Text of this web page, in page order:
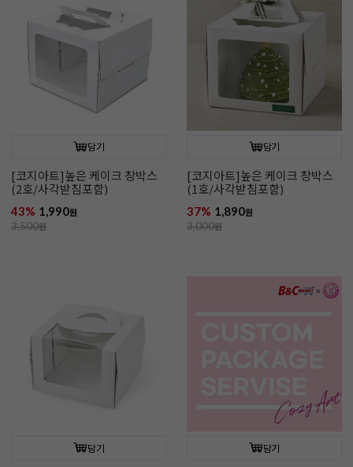
담기
[코지아트]높은 케이크 창박스
(2호/사각받침포함)
43% 1,990원
3,500원
담기
[코지아트]높은 케이크 창박스
(1호/사각받침포함)
37% 1,890원
3,000원
담기 담기